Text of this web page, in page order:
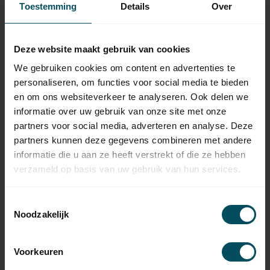
Toestemming Details Over
Deze website maakt gebruik van cookies
We gebruiken cookies om content en advertenties te
personaliseren, om functies voor social media te bieden
en om ons websiteverkeer te analyseren. Ook delen we
informatie over uw gebruik van onze site met onze
partners voor social media, adverteren en analyse. Deze
partners kunnen deze gegevens combineren met andere
informatie die u aan ze heeft verstrekt of die ze hebben
verzameld op basis van uw gebruik van hun services.
Noodzakelijk
Voorkeuren
Eigenschaften
Artikelnummer: 5970
EAN Code 7432257876849
SKU DOMIW1 + 556.00001
Handsenders
Frequenz 433,92 MHz
Material